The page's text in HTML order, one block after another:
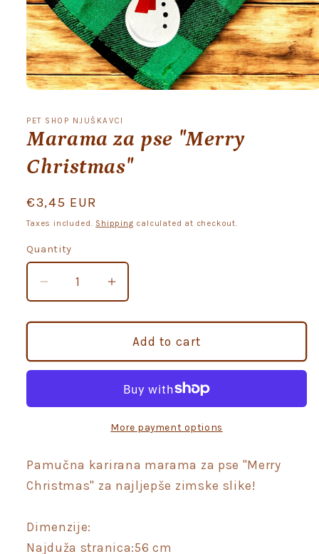
1
in
modal
PET SHOP NJUŠKAVCI
Marama za pse "Merry
Christmas"
Regular
price
€3,45 EUR
Taxes included. Shipping calculated at checkout.
Quantity
Quantity
Decrease
quantity
for
za
pse
&quot;Merry
Christmas&quot;
Increase
quantity
for
Marama
za
pse
&quot;Merry
Christmas&quot;
Add to cart
More payment options
Pamučna karirana marama za pse "Merry
Christmas" za najljepše zimske slike!
Dimenzije:
Najduža stranica:56 cm